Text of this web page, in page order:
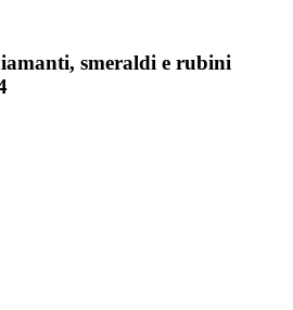
smeraldi e rubini